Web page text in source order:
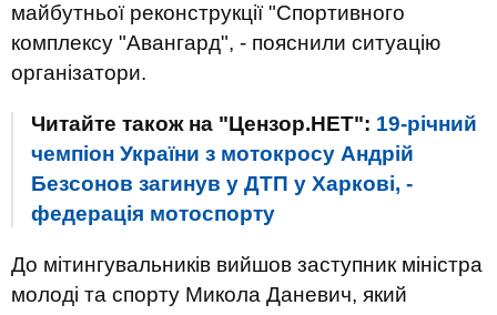
майбутньої реконструкції "Спортивного
комплексу "Авангард", - пояснили ситуацію
організатори.
Читайте також на "Цензор.НЕТ": 19-річний
чемпіон України з мотокросу Андрій
Безсонов загинув у ДТП у Харкові, -
федерація мотоспорту
До мітингувальників вийшов заступник міністра
молоді та спорту Микола Даневич, який